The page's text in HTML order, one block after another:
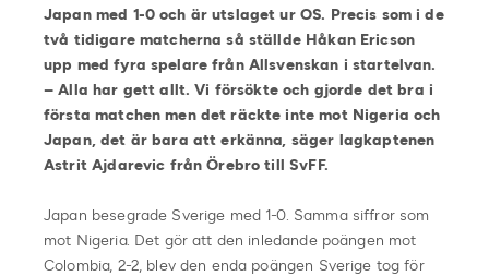
Japan med 1-0 och är utslaget ur OS. Precis som i de
två tidigare matcherna så ställde Håkan Ericson
upp med fyra spelare från Allsvenskan i startelvan.
– Alla har gett allt. Vi försökte och gjorde det bra i
första matchen men det räckte inte mot Nigeria och
Japan, det är bara att erkänna, säger lagkaptenen
Astrit Ajdarevic från Örebro till SvFF.
Japan besegrade Sverige med 1-0. Samma siffror som
mot Nigeria. Det gör att den inledande poängen mot
Colombia, 2-2, blev den enda poängen Sverige tog för